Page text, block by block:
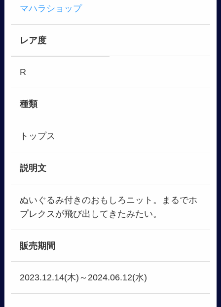
マハラショップ
レア度
R
種類
トップス
説明文
ぬいぐるみ付きのおもしろニット。まるでホ
プレクスが飛び出してきたみたい。
販売期間
2023.12.14(木)～2024.06.12(水)